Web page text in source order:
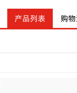
产品列表 购